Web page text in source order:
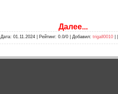
Далее...
Дата: 01.11.2024 | Рейтинг: 0.0/0 | Добавил: trigall0010